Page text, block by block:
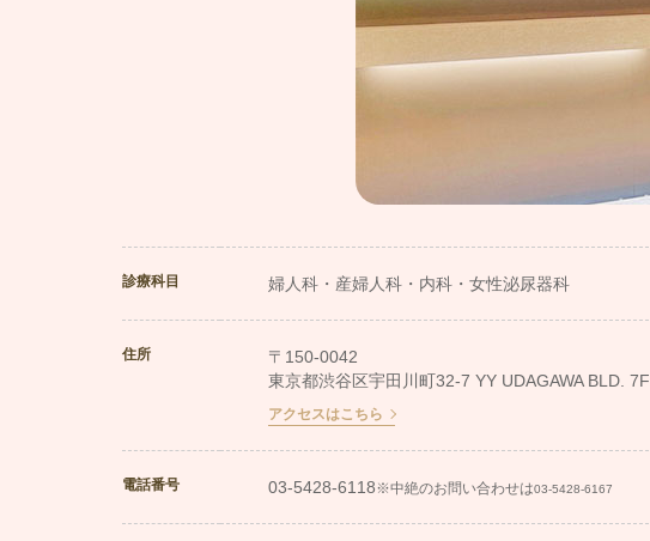
診療科目 婦人科・産婦人科・内科・女性泌尿器科
住所
〒150-0042
東京都渋谷区宇田川町32-7 YY UDAGAWA BLD. 7F
アクセスはこちら
電話番号 03-5428-6118※中絶のお問い合わせは03-5428-6167